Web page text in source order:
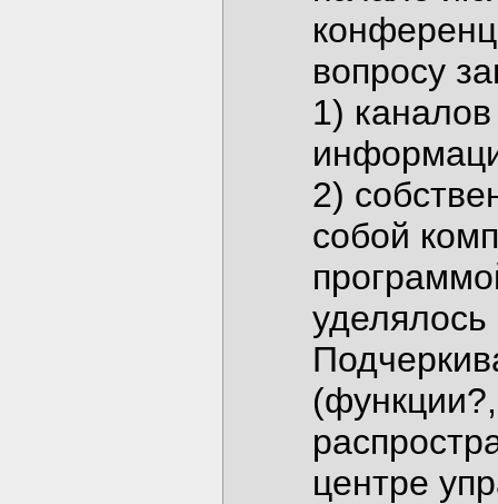
вопросу
1)
2)
собой
центре